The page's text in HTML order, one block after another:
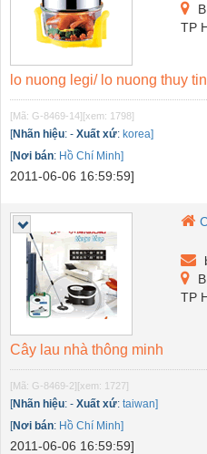
TP
lo nuong legi/ lo nuong thuy
[Mã: G-8469-14][xem: 1798]
[Nhãn hiệu: - Xuất xứ: korea]
[Nơi bán: Hồ Chí Minh]
2011-06-06 16:59:59]
TP
Cây lau nhà thông minh
[Mã: G-8469-2][xem: 1727]
[Nhãn hiệu: - Xuất xứ: taiwan]
[Nơi bán: Hồ Chí Minh]
2011-06-06 16:59:59]